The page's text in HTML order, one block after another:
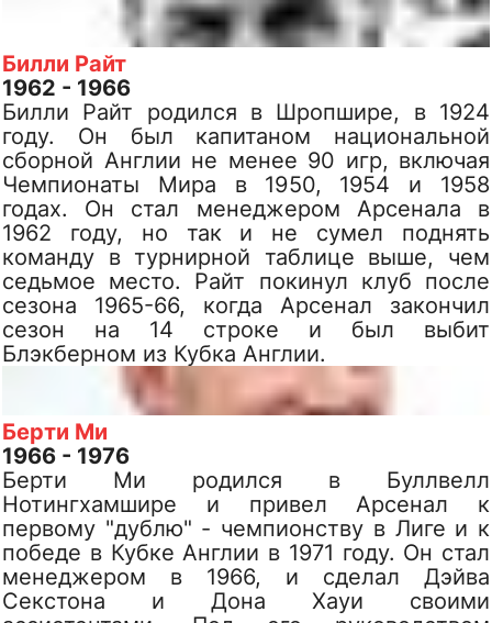
Билли Райт
1962 - 1966
Билли Райт родился в Шропшире, в 1924
году. Он был капитаном национальной
сборной Англии не менее 90 игр, включая
Чемпионаты Мира в 1950, 1954 и 1958
годах. Он стал менеджером Арсенала в
1962 году, но так и не сумел поднять
команду в турнирной таблице выше, чем
седьмое место. Райт покинул клуб после
сезона 1965-66, когда Арсенал закончил
сезон на 14 строке и был выбит
Блэкберном из Кубка Англии.
Берти Ми
1966 - 1976
Берти Ми родился в Буллвелл
Нотингхамшире и привел Арсенал к
первому "дублю" - чемпионству в Лиге и к
победе в Кубке Англии в 1971 году. Он стал
менеджером в 1966, и сделал Дэйва
Секстона и Дона Хауи своими